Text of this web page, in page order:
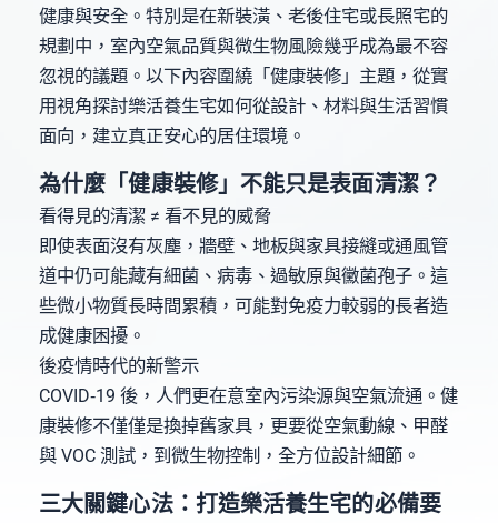
健康與安全。特別是在新裝潢、老後住宅或長照宅的
規劃中，室內空氣品質與微生物風險幾乎成為最不容
忽視的議題。以下內容圍繞「健康裝修」主題，從實
用視角探討樂活養生宅如何從設計、材料與生活習慣
面向，建立真正安心的居住環境。
為什麼「健康裝修」不能只是表面清潔？
看得見的清潔 ≠ 看不見的威脅
即使表面沒有灰塵，牆壁、地板與家具接縫或通風管
道中仍可能藏有細菌、病毒、過敏原與黴菌孢子。這
些微小物質長時間累積，可能對免疫力較弱的長者造
成健康困擾。
後疫情時代的新警示
COVID‑19 後，人們更在意室內污染源與空氣流通。健
康裝修不僅僅是換掉舊家具，更要從空氣動線、甲醛
與 VOC 測試，到微生物控制，全方位設計細節。
三大關鍵心法：打造樂活養生宅的必備要